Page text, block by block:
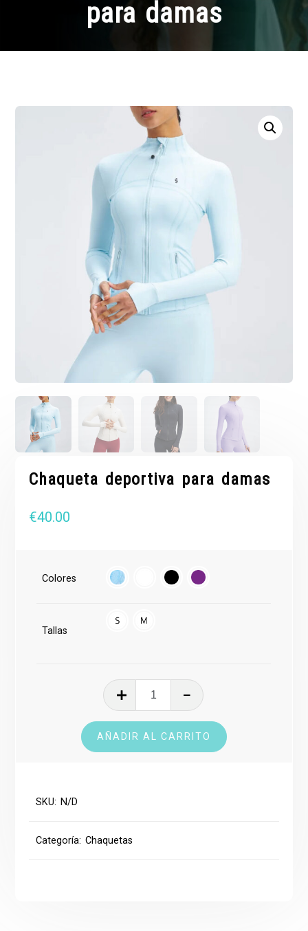
para damas
Chaqueta deportiva para damas
€40.00
Colores
Tallas
Chaqueta
deportiva
para
damas
cantidad
AÑADIR AL CARRITO
SKU: N/D
Categoría:Chaquetas